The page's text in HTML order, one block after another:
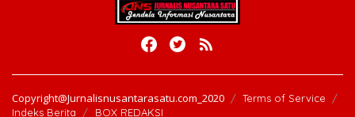
Copyright@Jurnalisnusantarasatu.com_2020
Terms of Service
Indeks Berita
BOX REDAKSI